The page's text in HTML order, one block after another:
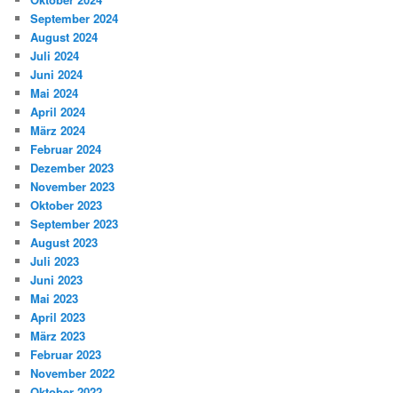
September 2024
August 2024
Juli 2024
Juni 2024
Mai 2024
April 2024
März 2024
Februar 2024
Dezember 2023
November 2023
Oktober 2023
September 2023
August 2023
Juli 2023
Juni 2023
Mai 2023
April 2023
März 2023
Februar 2023
November 2022